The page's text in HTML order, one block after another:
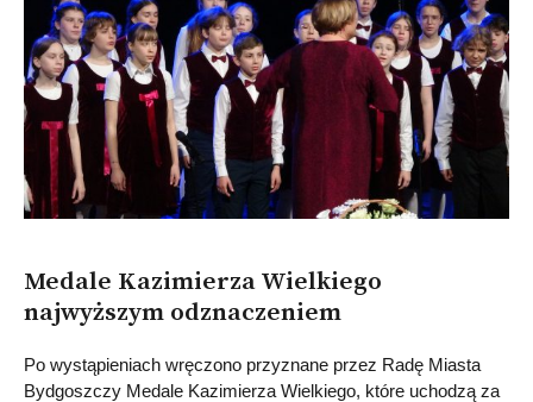
Medale Kazimierza Wielkiego
najwyższym odznaczeniem
Po wystąpieniach wręczono przyznane przez Radę Miasta
Bydgoszczy Medale Kazimierza Wielkiego, które uchodzą za